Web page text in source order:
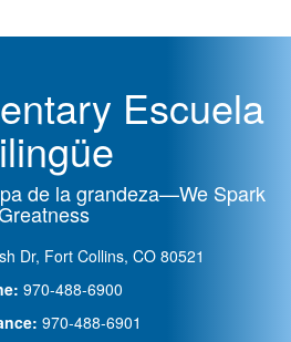
Escuela
de la grandeza—We Spark
Dr, Fort Collins, CO 80521
970-488-6900
970-488-6901